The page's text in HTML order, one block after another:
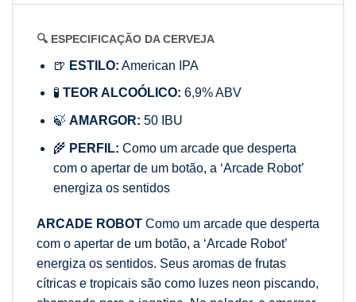
🔍 ESPECIFICAÇÃO DA CERVEJA
🍺 ESTILO: American IPA
🧪 TEOR ALCOÓLICO: 6,9% ABV
🍃 AMARGOR: 50 IBU
🌾 PERFIL: Como um arcade que desperta
com o apertar de um botão, a ‘Arcade Robot’
energiza os sentidos
ARCADE ROBOT Como um arcade que desperta
com o apertar de um botão, a ‘Arcade Robot’
energiza os sentidos. Seus aromas de frutas
cítricas e tropicais são como luzes neon piscando,